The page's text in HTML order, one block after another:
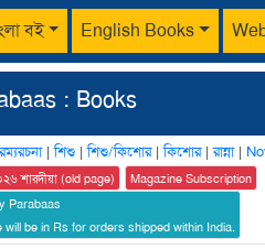
বই English Books
: Books
রম্যরচনা|শিশু |শিশু/কিশোর|কিশোর|রান্না|
শারদীয়া (old page) Magazine Subscription
Parabaas
be in Rs for orders shipped within India.